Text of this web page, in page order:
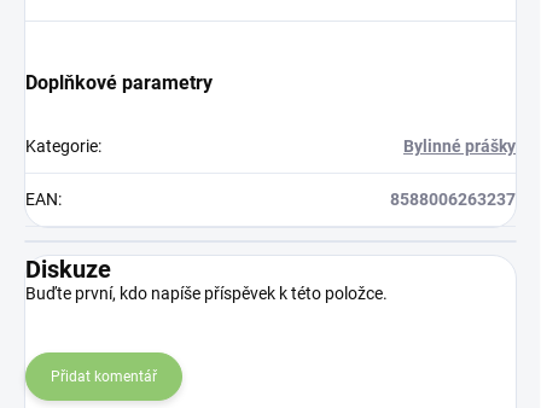
Doplňkové parametry
Kategorie: Bylinné prášky
EAN: 8588006263237
Diskuze
Buďte první, kdo napíše příspěvek k této položce.
Přidat komentář